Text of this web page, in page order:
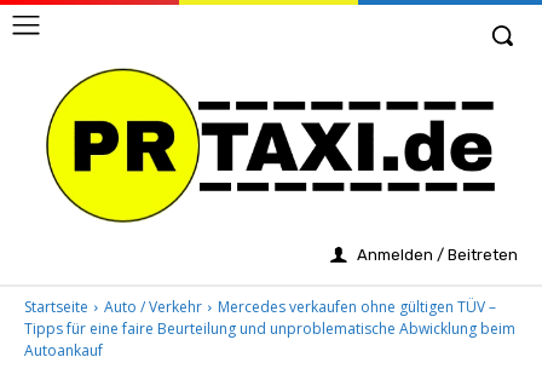
Anmelden / Beitreten
Startseite Auto / Verkehr
Mercedes verkaufen ohne gültigen TÜV –
Tipps für eine faire Beurteilung und unproblematische Abwicklung beim
Autoankauf